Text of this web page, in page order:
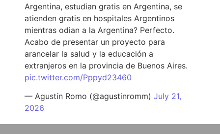
Argentina, estudian gratis en Argentina, se
atienden gratis en hospitales Argentinos
mientras odian a la Argentina? Perfecto.
Acabo de presentar un proyecto para
arancelar la salud y la educación a
extranjeros en la provincia de Buenos Aires.
pic.twitter.com/Pppyd23460
— Agustín Romo (@agustinromm) July 21,
2026